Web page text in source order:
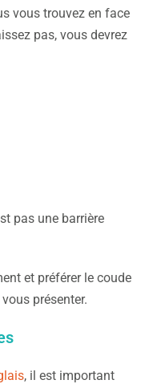
vous trouvez en face
pas, vous devrez
pas une barrière
et préférer le coude
présenter.
, il est important